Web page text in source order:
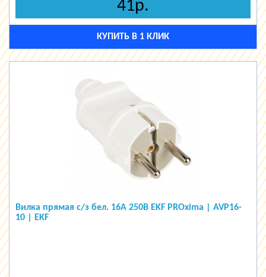
41р.
КУПИТЬ В 1 КЛИК
Вилка прямая с/з бел. 16А 250В EKF PROxima | AVP16-
10 | EKF